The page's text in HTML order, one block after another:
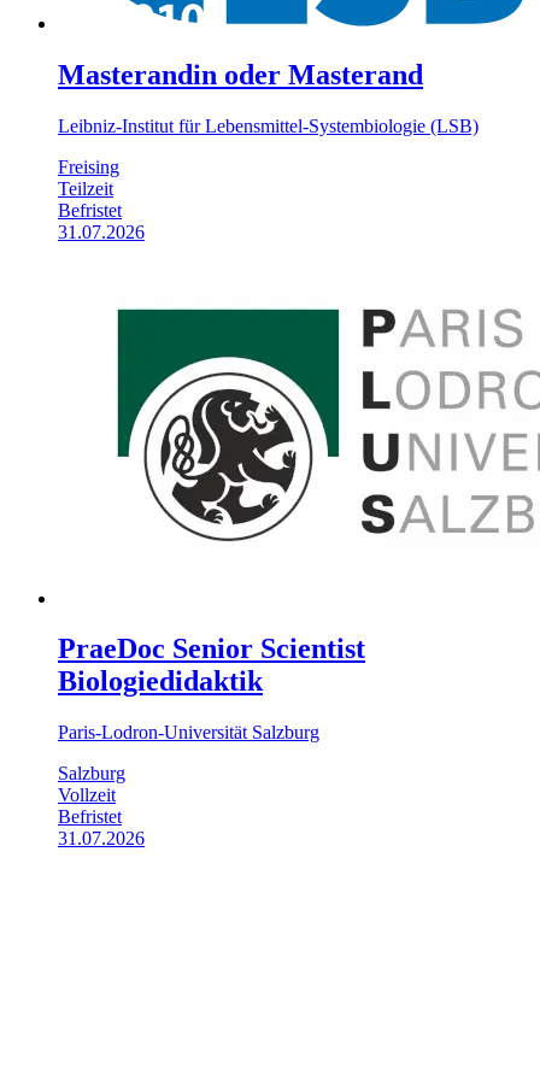
Masterandin oder Masterand
Leibniz-Institut für Lebensmittel-Systembiologie (LSB)
Freising
Teilzeit
Befristet
31.07.2026
PraeDoc Senior Scientist
Biologiedidaktik
Paris-Lodron-Universität Salzburg
Salzburg
Vollzeit
Befristet
31.07.2026